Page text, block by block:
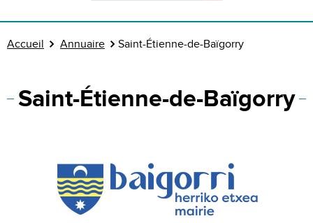
Accueil Annuaire Saint-Étienne-de-Baïgorry
Saint-Étienne-de-Baïgorry